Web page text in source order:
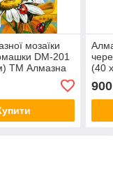
мозаїки
DM-201
ТМ Алмазна
(40
900